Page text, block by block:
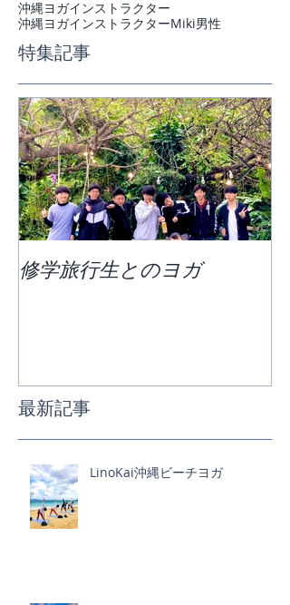
沖縄ヨガインストラクター
沖縄ヨガインストラクターMiki男性
特集記事
修学旅行生とのヨガ
最新記事
LinoKai沖縄ビーチヨガ